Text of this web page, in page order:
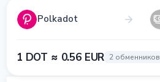
Polkadot
1 DOT ≈ 0.56 EUR 2 обменников